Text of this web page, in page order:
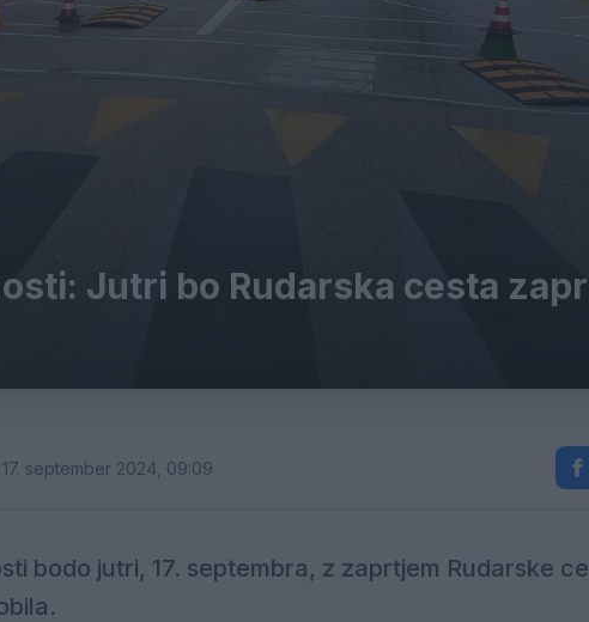
Jutri bo Rudarska cesta
september 2024, 09:09
bodo jutri, 17. septembra, z zaprtjem Rudarske